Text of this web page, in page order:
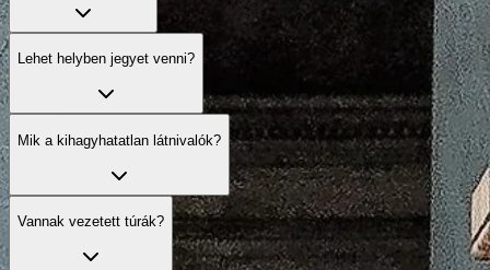
Lehet helyben jegyet venni?
Mik a kihagyhatatlan látnivalók?
Vannak vezetett túrák?